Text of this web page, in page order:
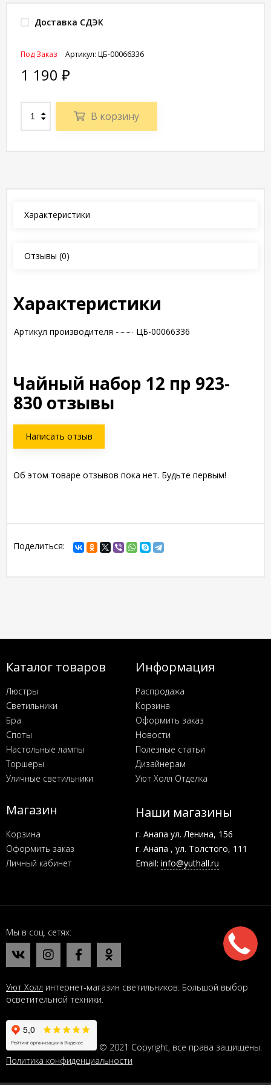
Доставка СДЭК
Артикул: ЦБ-00066336
Под Заказ
1 190 ₽
В корзину
Характеристики
Отзывы (0)
Характеристики
Артикул производителя ЦБ-00066336
Чайный набор 12 пр 923-
830 отзывы
Написать отзыв
Об этом товаре отзывов пока нет. Будьте первым!
Поделиться:
Каталог товаров
Люстры
Светильники
Бра
Споты
Настольные лампы
Торшеры
Уличные светильники
Информация
Распродажа
Корзина
Оформить заказ
Новости
Полезные статьи
Дизайнерам
Уют Холл Отделка
Магазин
Корзина
Оформить заказ
Личный кабинет
Наши магазины
г. Анапа ул. Ленина, 156
г. Анапа , ул. Толстого, 111
Email: info@yuthall.ru
Мы в соц. сетях
Уют Холл интернет-магазин светильников. Большой выбор
осветительной техники.
© 2021 Copyright, все права защищены.
Политика конфиденциальности